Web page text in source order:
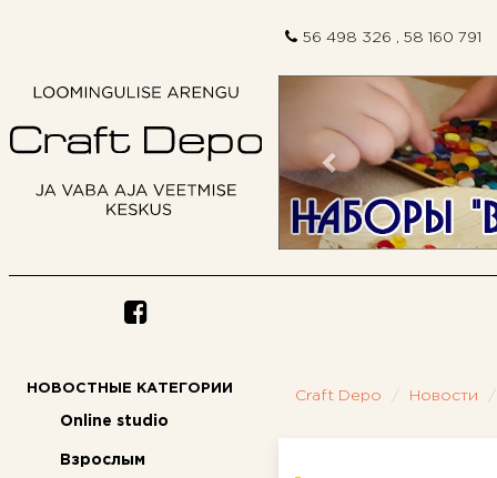
56 498 326 , 58 160 791
Предыдущий
НОВОСТНЫЕ КАТЕГОРИИ
Online studio
Взрослым
Craft Depo Новости